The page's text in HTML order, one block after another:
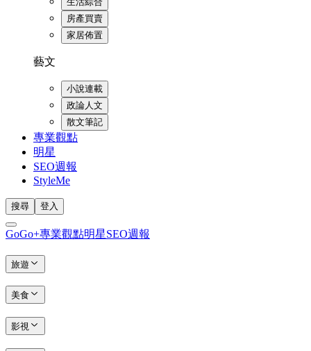
房產買賣
家居佈置
藝文
小說連載
政論人文
散文筆記
專業觀點
明星
SEO週報
StyleMe
搜尋 登入
GoGo+專業觀點明星SEO週報
旅遊
美食
影視